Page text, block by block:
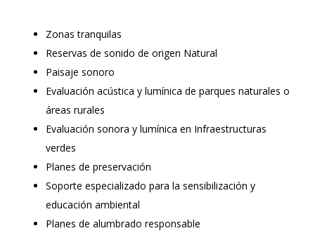
Zonas tranquilas
Reservas de sonido de origen Natural
Paisaje sonoro
Evaluación acústica y lumínica de parques naturales o
áreas rurales
Evaluación sonora y lumínica en Infraestructuras
verdes
Planes de preservación
Soporte especializado para la sensibilización y
educación ambiental
Planes de alumbrado responsable